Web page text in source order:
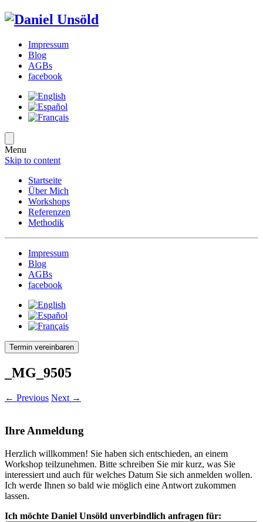
Impressum
Blog
AGBs
facebook
Menu
Skip to content
Startseite
Über Mich
Workshops
Referenzen
Methodik
Impressum
Blog
AGBs
facebook
Termin vereinbaren
_MG_9505
← Previous Next →
Ihre Anmeldung
Herzlich willkommen! Sie haben sich entschieden, an einem
Workshop teilzunehmen. Bitte schreiben Sie mir kurz, was Sie
interessiert und auch für welches Datum Sie sich anmelden wollen.
Ich werde Ihnen so bald wie möglich eine Antwort zukommen
lassen.
Ich möchte Daniel Unsöld unverbindlich anfragen für: